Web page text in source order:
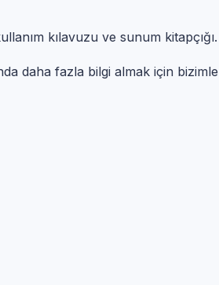
kılavuzu ve sunum
daha fazla bilgi almak için